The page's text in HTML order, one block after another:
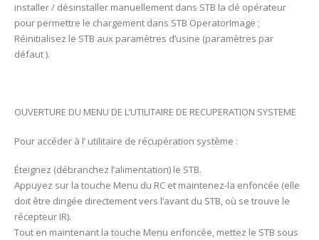
installer / désinstaller manuellement dans STB la clé opérateur
pour permettre le chargement dans STB OperatorImage ;
Réinitialisez le STB aux paramètres d’usine (paramètres par
défaut ).
OUVERTURE DU MENU DE L’UTILITAIRE DE RECUPERATION SYSTEME
Pour accéder à l’ utilitaire de récupération système :
Éteignez (débranchez l’alimentation) le STB.
Appuyez sur la touche Menu du RC et maintenez-la enfoncée (elle
doit être dirigée directement vers l’avant du STB, où se trouve le
récepteur IR).
Tout en maintenant la touche Menu enfoncée, mettez le STB sous